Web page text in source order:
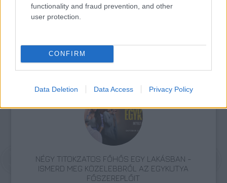
functionality and fraud prevention, and other
user protection.
CONFIRM
Data Deletion Data Access Privacy Policy
NÉGY TITOKZATOS FŐHŐS EGY LAKÁSBAN -
ISMERD MEG KÖZELEBBRŐL AZ EGYKUTYA
FŐSZEREPLŐIT